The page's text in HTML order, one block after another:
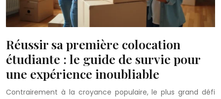
Réussir sa première colocation
étudiante : le guide de survie pour
une expérience inoubliable
Contrairement à la croyance populaire, le plus grand défi